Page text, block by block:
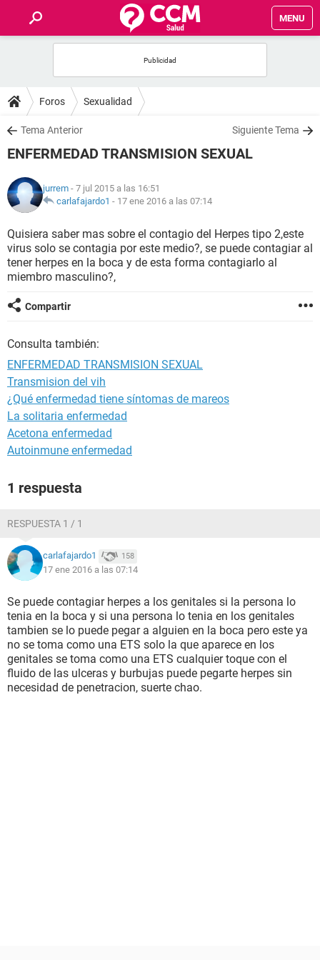
MENU
FOROS
SALUD
NUTRICIÓN
BIENESTAR
SEXUALIDAD
GLOSARIO
Foros Sexualidad
Tema Anterior Siguiente Tema
ENFERMEDAD TRANSMISION SEXUAL
jurrem - 7 jul 2015 a las 16:51
carlafajardo1 - 17 ene 2016 a las 07:14
Quisiera saber mas sobre el contagio del Herpes tipo 2,este
virus solo se contagia por este medio?, se puede contagiar al
tener herpes en la boca y de esta forma contagiarlo al
miembro masculino?,
Compartir
Consulta también:
ENFERMEDAD TRANSMISION SEXUAL
Transmision del vih
¿Qué enfermedad tiene síntomas de mareos
La solitaria enfermedad
Acetona enfermedad
Autoinmune enfermedad
1 respuesta
RESPUESTA 1 / 1
carlafajardo1 158
17 ene 2016 a las 07:14
Se puede contagiar herpes a los genitales si la persona lo
tenia en la boca y si una persona lo tenia en los genitales
tambien se lo puede pegar a alguien en la boca pero este ya
no se toma como una ETS solo la que aparece en los
genitales se toma como una ETS cualquier toque con el
fluido de las ulceras y burbujas puede pegarte herpes sin
necesidad de penetracion, suerte chao.